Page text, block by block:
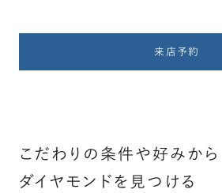
来店予約
こだわりの条件や好みから
ダイヤモンドを見つける